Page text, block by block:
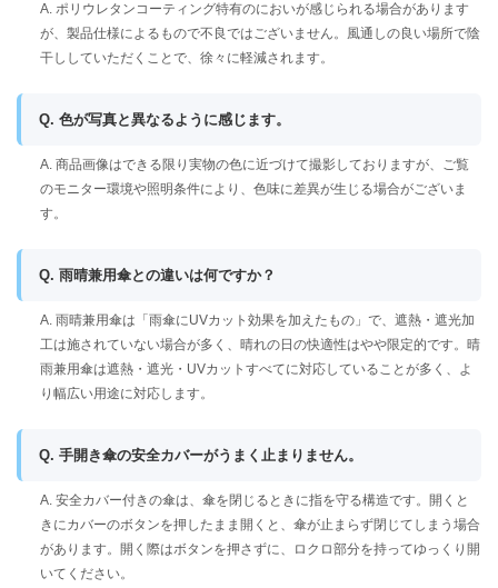
A. ポリウレタンコーティング特有のにおいが感じられる場合があります
が、製品仕様によるもので不良ではございません。風通しの良い場所で陰
干ししていただくことで、徐々に軽減されます。
Q. 色が写真と異なるように感じます。
A. 商品画像はできる限り実物の色に近づけて撮影しておりますが、ご覧
のモニター環境や照明条件により、色味に差異が生じる場合がございま
す。
Q. 雨晴兼用傘との違いは何ですか？
A. 雨晴兼用傘は「雨傘にUVカット効果を加えたもの」で、遮熱・遮光加
工は施されていない場合が多く、晴れの日の快適性はやや限定的です。晴
雨兼用傘は遮熱・遮光・UVカットすべてに対応していることが多く、よ
り幅広い用途に対応します。
Q. 手開き傘の安全カバーがうまく止まりません。
A. 安全カバー付きの傘は、傘を閉じるときに指を守る構造です。開くと
きにカバーのボタンを押したまま開くと、傘が止まらず閉じてしまう場合
があります。開く際はボタンを押さずに、ロクロ部分を持ってゆっくり開
いてください。